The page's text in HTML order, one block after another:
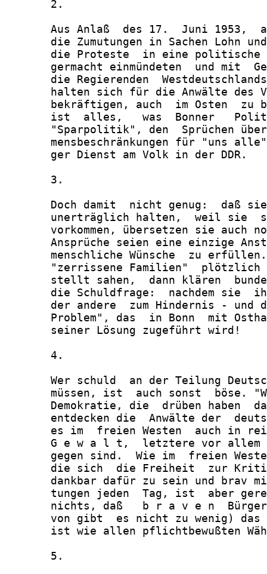
       2.
Aus Anlaß  des 17.  Juni 1953,
die Zumutungen in Sachen Lohn
die Proteste  in eine
germacht einmündeten  und mit
die Regierenden
halten sich für die Anwälte des
bekräftigen, auch  im Osten  zu
ist  alles,   was  Bonner
"Sparpolitik", den  Sprüchen
mensbeschränkungen für "uns
       ger Dienst am Volk in der DDR.
       3.
Doch damit  nicht genug:  daß
unerträglich halten,  weil sie
vorkommen, übersetzen sie auch
Ansprüche seien eine einzige
menschliche Wünsche  zu
"zerrissene Familien"
stellt sahen,  dann klären
die Schuldfrage:  nachdem sie
der andere  zum Hindernis - und
Problem", das  in Bonn  mit
       seiner Lösung zugeführt wird!
       4.
Wer schuld  an der Teilung
müssen, ist  auch sonst  böse.
Demokratie, die  drüben haben
entdecken die  Anwälte der
es im  freien Westen  auch in
G e w a l t,  letztere vor
gegen sind.  Wie im  freien
die sich  die Freiheit  zur
dankbar dafür zu sein und brav
tungen jeden  Tag, ist  aber
nichts, daß   b r a v e n
von gibt  es nicht zu wenig)
ist wie allen pflichtbewußten
       5.